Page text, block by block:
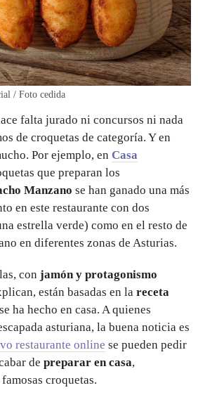
/ Foto cedida
falta jurado ni concursos ni nada
de croquetas de categoría. Y en
Por ejemplo, en Casa
que preparan los
Manzano se han ganado una más
en este restaurante con dos
estrella verde) como en el resto de
en diferentes zonas de Asturias.
con jamón y protagonismo
están basadas en la receta
ha hecho en casa. A quienes
asturiana, la buena noticia es
restaurante online se pueden pedir
de preparar en casa,
croquetas.